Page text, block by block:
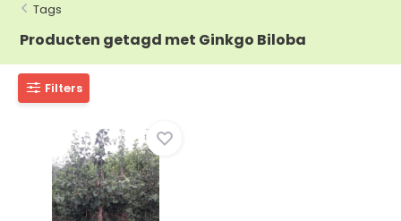
Tags
Producten getagd met Ginkgo Biloba
Filters